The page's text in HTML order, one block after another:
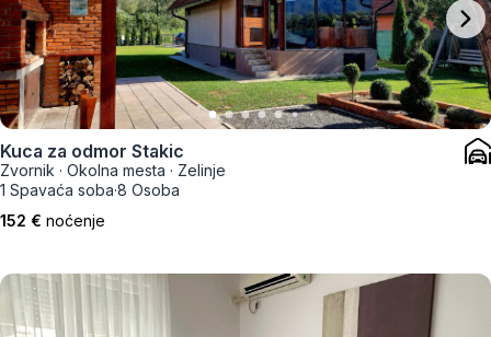
Kuca za odmor Stakic
Zvornik · Okolna mesta · Zelinje
1 Spavaća soba·8 Osoba
152 € noćenje